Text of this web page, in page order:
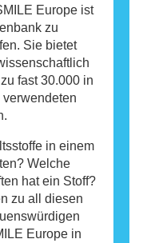
Europe ist
zu
Sie bietet
fast 30.000 in
in einem
Welche
hat ein Stoff?
zu all diesen
Europe in